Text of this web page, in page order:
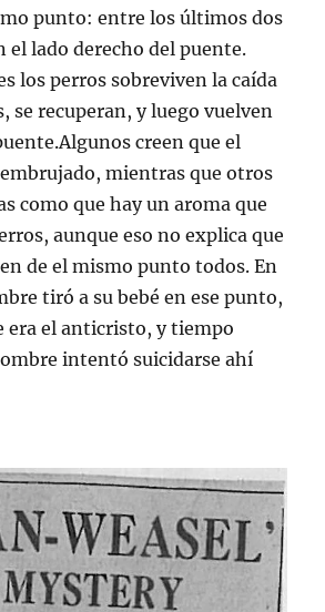
punto: entre los últimos dos
el lado derecho del puente.
los perros sobreviven la caída
se recuperan, y luego vuelven
creen que el
mientras que otros
como que hay un aroma que
aunque eso no explica que
de el mismo punto todos. En
tiró a su bebé en ese punto,
era el anticristo, y tiempo
intentó suicidarse ahí